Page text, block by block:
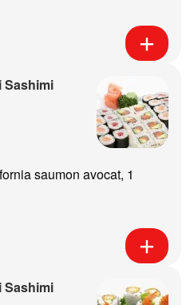
Sashimi
saumon avocat, 1
Sashimi